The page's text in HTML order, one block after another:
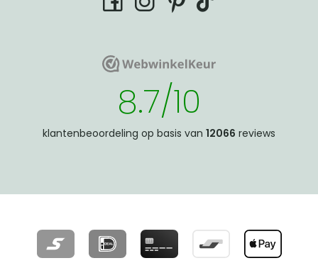
facebookinstagram
pinterest
tiktok
WebwinkelKeurWebwinkelKeur
8.7/10
klantenbeoordeling op basis van 12066 reviews